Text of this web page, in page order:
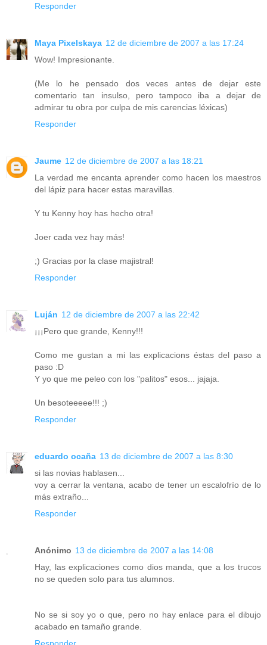
Responder
Maya Pixelskaya 12 de diciembre de 2007 a las 17:24
Wow! Impresionante.
(Me lo he pensado dos veces antes de dejar este
comentario tan insulso, pero tampoco iba a dejar de
admirar tu obra por culpa de mis carencias léxicas)
Responder
Jaume 12 de diciembre de 2007 a las 18:21
La verdad me encanta aprender como hacen los maestros
del lápiz para hacer estas maravillas.
Y tu Kenny hoy has hecho otra!
Joer cada vez hay más!
;) Gracias por la clase majistral!
Responder
Luján 12 de diciembre de 2007 a las 22:42
¡¡¡Pero que grande, Kenny!!!
Como me gustan a mi las explicacions éstas del paso a
paso :D
Y yo que me peleo con los "palitos" esos... jajaja.
Un besoteeeee!!! ;)
Responder
eduardo ocaña 13 de diciembre de 2007 a las 8:30
si las novias hablasen...
voy a cerrar la ventana, acabo de tener un escalofrío de lo
más extraño...
Responder
Anónimo 13 de diciembre de 2007 a las 14:08
Hay, las explicaciones como dios manda, que a los trucos
no se queden solo para tus alumnos.
No se si soy yo o que, pero no hay enlace para el dibujo
acabado en tamaño grande.
Responder